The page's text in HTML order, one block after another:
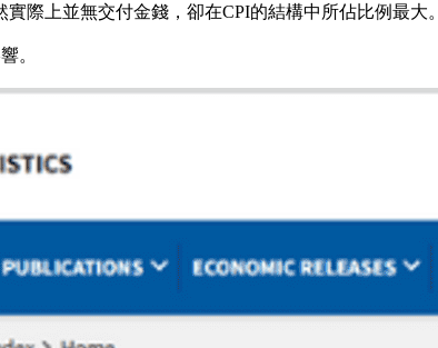
際上並無交付金錢，卻在CPI的結構中所佔比例最大。
。